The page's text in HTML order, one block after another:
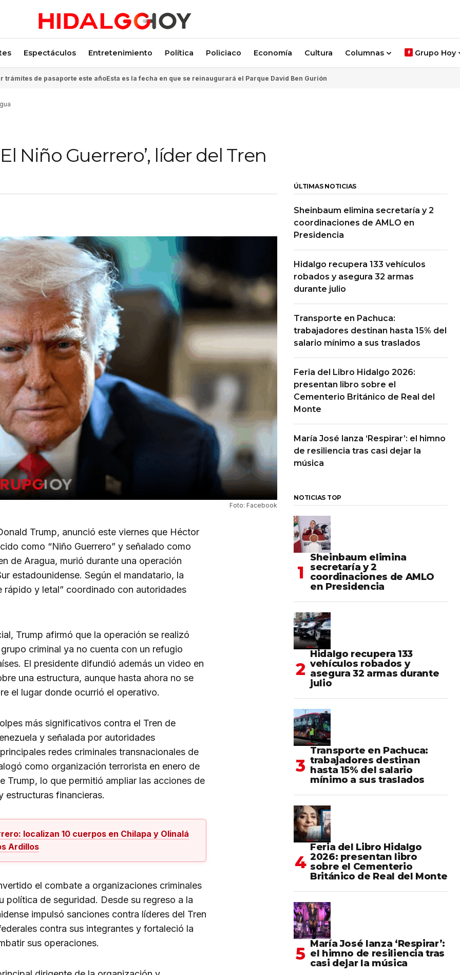
Espectáculos Entretenimiento Política Policiaco Economía Cultura Columnas Grupo Hoy
trámites de pasaporte este añoEsta es la fecha en que se reinaugurará el Parque David Ben Gurión
Niño Guerrero’, líder del Tren
Foto: Facebook
Trump, anunció este viernes que Héctor
como “Niño Guerrero” y señalado como
de Aragua, murió durante una operación
estadounidense. Según el mandatario, la
rápido y letal” coordinado con autoridades
Trump afirmó que la operación se realizó
criminal ya no cuenta con un refugio
El presidente difundió además un video en
una estructura, aunque hasta ahora no se
el lugar donde ocurrió el operativo.
más significativos contra el Tren de
y señalada por autoridades
redes criminales transnacionales de
como organización terrorista en enero de
Trump, lo que permitió ampliar las acciones de
estructuras financieras.
localizan 10 cuerpos en Chilapa y Olinalá
Ardillos
el combate a organizaciones criminales
política de seguridad. Desde su regreso a la
impulsó sanciones contra líderes del Tren
contra sus integrantes y fortaleció la
sus operaciones.
ÚLTIMAS NOTICIAS
Sheinbaum elimina secretaría y 2
coordinaciones de AMLO en
Presidencia
Hidalgo recupera 133 vehículos
robados y asegura 32 armas
durante julio
Transporte en Pachuca:
trabajadores destinan hasta 15% del
salario mínimo a sus traslados
Feria del Libro Hidalgo 2026:
presentan libro sobre el
Cementerio Británico de Real del
Monte
María José lanza ‘Respirar’: el himno
de resiliencia tras casi dejar la
música
NOTICIAS TOP
Sheinbaum elimina
secretaría y 2
coordinaciones de AMLO
en Presidencia
Hidalgo recupera 133
vehículos robados y
asegura 32 armas durante
julio
Transporte en Pachuca:
trabajadores destinan
hasta 15% del salario
mínimo a sus traslados
Feria del Libro Hidalgo
2026: presentan libro
sobre el Cementerio
Británico de Real del Monte
María José lanza ‘Respirar’:
el himno de resiliencia tras
casi dejar la música